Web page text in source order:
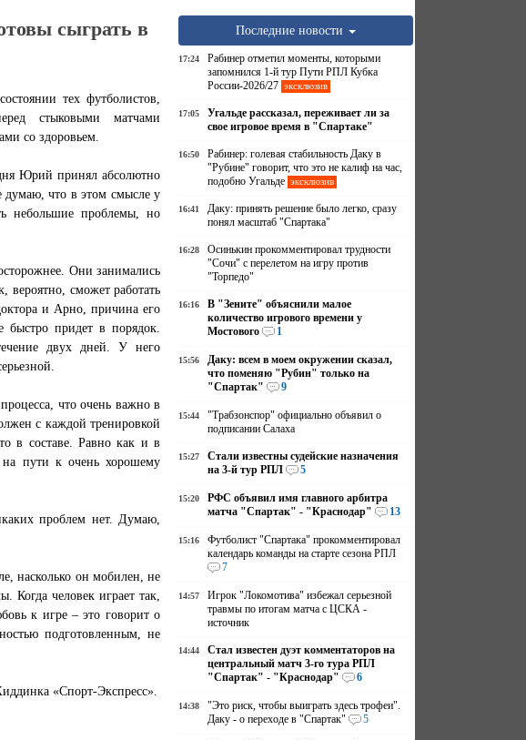
сыграть в
тех футболистов,
стыковыми матчами
со здоровьем.
Юрий принял абсолютно
думаю, что в этом смысле у
небольшие проблемы, но
Они занимались
сможет работать
и Арно, причина его
придет в порядок.
двух дней. У него
что очень важно в
с каждой тренировкой
в составе. Равно как и в
пути к очень хорошему
проблем нет. Думаю,
насколько он мобилен, не
Когда человек играет так,
к игре – это говорит о
подготовленным, не
«Спорт-Экспресс».
Последние новости
17:24
Рабинер отметил моменты, которыми
запомнился 1-й тур Пути РПЛ Кубка
России-2026/27 эксклюзив
17:05
Угальде рассказал, переживает ли за
свое игровое время в "Спартаке"
16:50
Рабинер: голевая стабильность Даку в
"Рубине" говорит, что это не калиф на час,
подобно Угальде эксклюзив
16:41
Даку: принять решение было легко, сразу
понял масштаб "Спартака"
16:28
Осинькин прокомментировал трудности
"Сочи" с перелетом на игру против
"Торпедо"
16:16
В "Зените" объяснили малое
количество игрового времени у
Мостового
1
15:56
Даку: всем в моем окружении сказал,
что поменяю "Рубин" только на
"Спартак"
9
15:44
"Трабзонспор" официально объявил о
подписании Салаха
15:27
Стали известны судейские назначения
на 3-й тур РПЛ
5
15:20
РФС объявил имя главного арбитра
матча "Спартак" - "Краснодар"
13
15:16
Футболист "Спартака" прокомментировал
календарь команды на старте сезона РПЛ
7
14:57
Игрок "Локомотива" избежал серьезной
травмы по итогам матча с ЦСКА -
источник
14:44
Стал известен дуэт комментаторов на
центральный матч 3-го тура РПЛ
"Спартак" - "Краснодар"
6
14:38
"Это риск, чтобы выиграть здесь трофеи".
Даку - о переходе в "Спартак"
5